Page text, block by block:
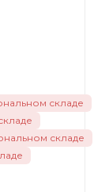
складе
складе